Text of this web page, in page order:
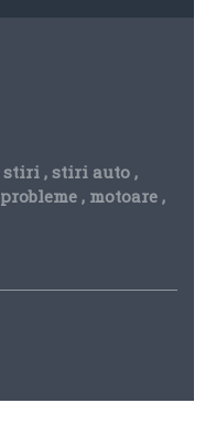
stiri, stiri auto,
probleme, motoare,